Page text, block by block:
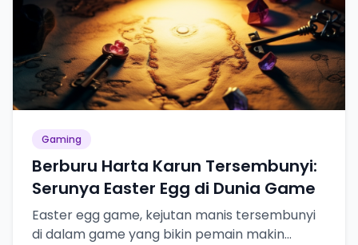
Gaming
Berburu Harta Karun Tersembunyi:
Serunya Easter Egg di Dunia Game
Easter egg game, kejutan manis tersembunyi
di dalam game yang bikin pemain makin